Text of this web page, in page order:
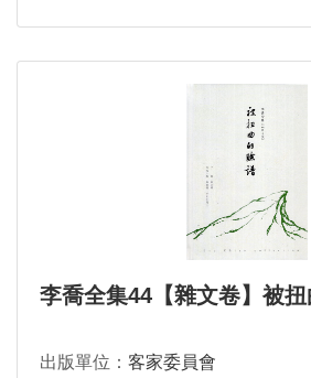
李喬全集44【雜文卷】被
出版單位： 客家委員會